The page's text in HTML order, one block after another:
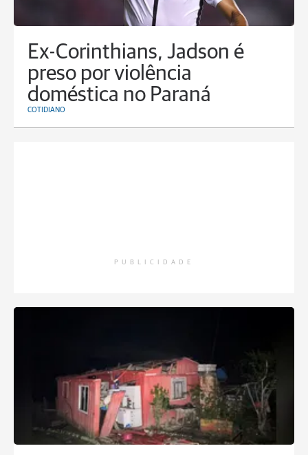
Ex-Corinthians, Jadson é
preso por violência
doméstica no Paraná
COTIDIANO
PUBLICIDADE